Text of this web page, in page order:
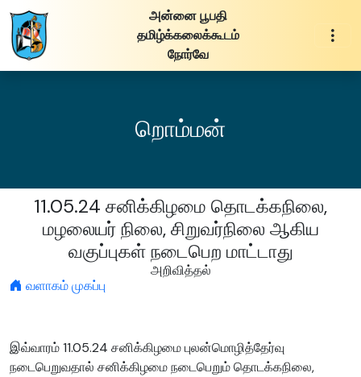
அன்னை பூபதி
தமிழ்க்கலைக்கூடம்
நோர்வே
றொம்மன்
11.05.24 சனிக்கிழமை தொடக்கநிலை,
மழலையர் நிலை, சிறுவர்நிலை ஆகிய
வகுப்புகள் நடைபெற மாட்டாது
அறிவித்தல்
வளாகம் முகப்பு
இவ்வாரம் 11.05.24 சனிக்கிழமை புலன்மொழித்தேர்வு
நடைபெறுவதால் சனிக்கிழமை நடைபெறும் தொடக்கநிலை,